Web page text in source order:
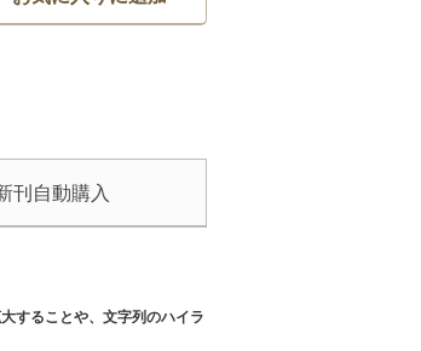
刊自動購入
することや、文字列のハイラ